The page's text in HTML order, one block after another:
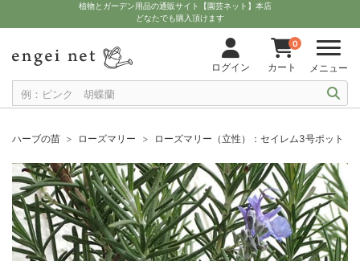
植物とガーデン用品の通販サイト【園芸ネット】本店
どなたでも購入頂けます
ログイン
0
カート メニュー
ハーブの苗 ローズマリー ローズマリー（立性）：セイレム3号ポット